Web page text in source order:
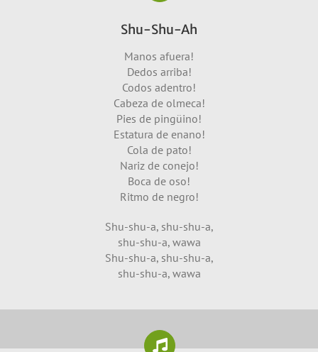
Shu-Shu-Ah
Manos afuera!
Dedos arriba!
Codos adentro!
Cabeza de olmeca!
Pies de pingüino!
Estatura de enano!
Cola de pato!
Nariz de conejo!
Boca de oso!
Ritmo de negro!
Shu-shu-a, shu-shu-a,
shu-shu-a, wawa
Shu-shu-a, shu-shu-a,
shu-shu-a, wawa